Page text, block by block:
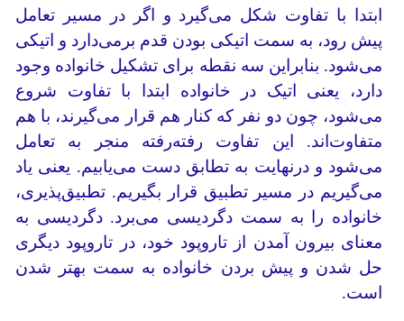
ابتدا با تفاوت شکل می‌گیرد و اگر در مسیر تعامل
پیش رود، به سمت اتیکی بودن قدم برمی‌دارد و اتیکی
می‌شود. بنابراین سه نقطه برای تشکیل خانواده وجود
دارد، یعنی اتیک در خانواده ابتدا با تفاوت شروع
می‌شود، چون دو نفر که کنار هم قرار می‌گیرند، با هم
متفاوت‌اند. این تفاوت رفته‌رفته منجر به تعامل
می‌شود و درنهایت به تطابق دست می‌یابیم. یعنی یاد
می‌گیریم در مسیر تطبیق قرار بگیریم. تطبیق‌پذیری،
خانواده را به سمت دگردیسی می‌برد. دگردیسی به
معنای بیرون ‌آمدن از تاروپود خود، در تاروپود دیگری
حل شدن و پیش بردن خانواده به سمت بهتر شدن
است.